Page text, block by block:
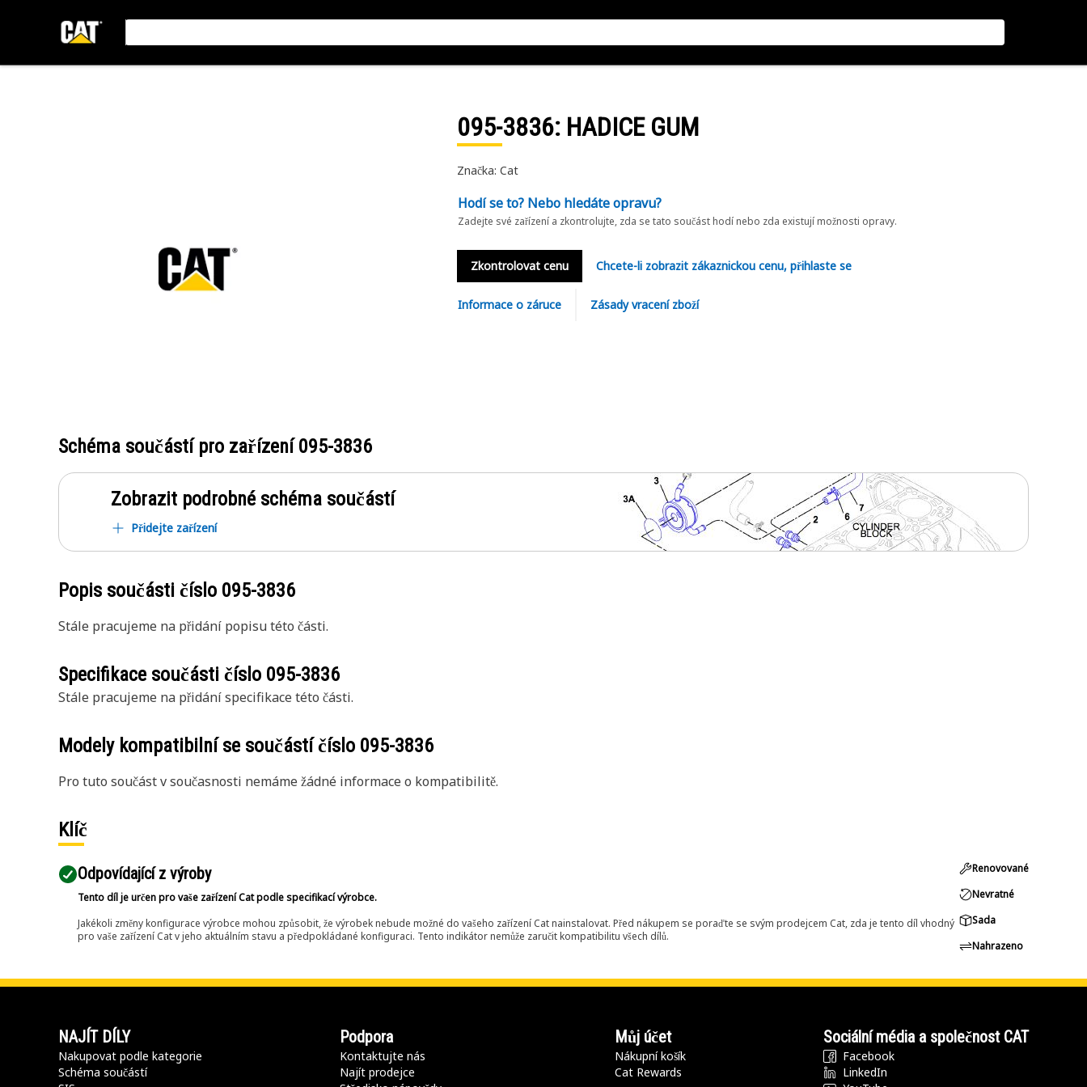
095-3836: HADICE GUM
Značka: Cat
Hodí se to? Nebo hledáte opravu?
Zadejte své zařízení a zkontrolujte, zda se tato součást hodí nebo zda existují možnosti opravy.
Zkontrolovat cenu Chcete-li zobrazit zákaznickou cenu, přihlaste se
Informace o záruce Zásady vracení zboží
Schéma součástí pro zařízení095-3836
Zobrazit podrobné schéma součástí
Přidejte zařízení
Popis součásti číslo 095-3836
Stále pracujeme na přidání popisu této části.
Specifikace součásti číslo 095-3836
Stále pracujeme na přidání specifikace této části.
Modely kompatibilní se součástí číslo 095-3836
Pro tuto součást v současnosti nemáme žádné informace o kompatibilitě.
Klíč
Odpovídající z výroby
Tento díl je určen pro vaše zařízení Cat podle specifikací výrobce.
Jakékoli změny konfigurace výrobce mohou způsobit, že výrobek nebude možné do vašeho zařízení Cat nainstalovat. Před nákupem se poraďte se svým prodejcem Cat, zda je tento díl vhodný
pro vaše zařízení Cat v jeho aktuálním stavu a předpokládané konfiguraci. Tento indikátor nemůže zaručit kompatibilitu všech dílů.
Renovované
Nevratné
Sada
Nahrazeno
NAJÍT DÍLY
Nakupovat podle kategorie
Schéma součástí
Podpora
Kontaktujte nás
Najít prodejce
Můj účet
Nákupní košík
Cat Rewards
Sociální média a společnost CAT
Facebook
LinkedIn